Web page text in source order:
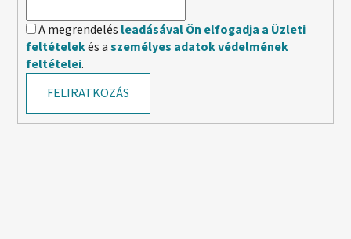
A megrendelés leadásával Ön elfogadja a Üzleti
feltételekés aszemélyes adatok védelmének
feltételei.
FELIRATKOZÁS